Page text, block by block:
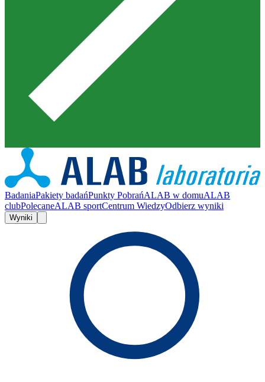
BadaniaPakiety badańPunkty PobrańALAB w domuALAB
clubPolecaneALAB sportCentrum WiedzyOdbierz wyniki
Wyniki